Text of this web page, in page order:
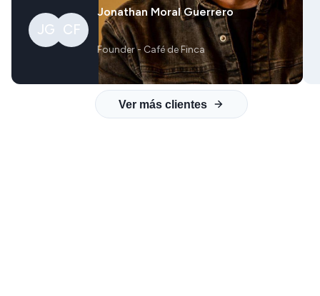
JG CF
Jonathan Moral Guerrero
Founder- Café de Finca
Ver más clientes